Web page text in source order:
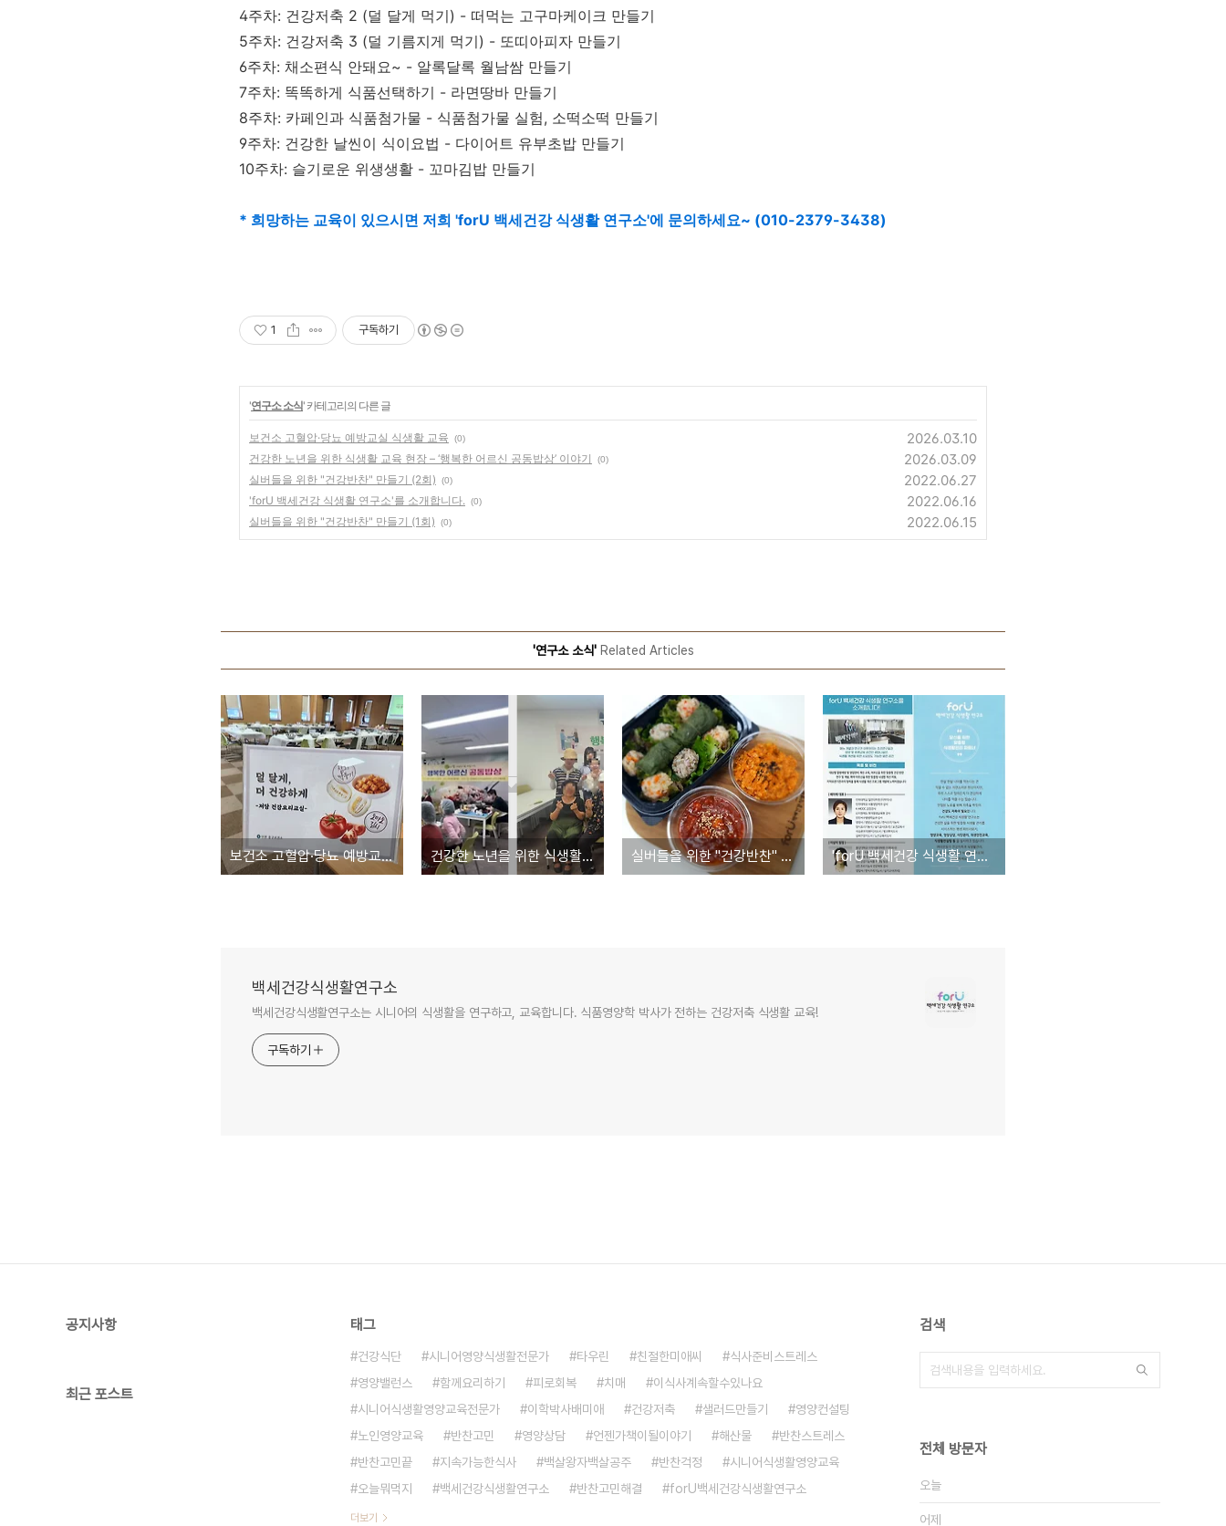
4주차: 건강저축 2 (덜 달게 먹기) - 떠먹는 고구마케이크 만들기
5주차: 건강저축 3 (덜 기름지게 먹기) - 또띠아피자 만들기
6주차: 채소편식 안돼요~ - 알록달록 월남쌈 만들기
7주차: 똑똑하게 식품선택하기 - 라면땅바 만들기
8주차: 카페인과 식품첨가물 - 식품첨가물 실험, 소떡소떡 만들기
9주차: 건강한 날씬이 식이요법 - 다이어트 유부초밥 만들기
10주차: 슬기로운 위생생활 - 꼬마김밥 만들기
* 희망하는 교육이 있으시면 저희 'forU 백세건강 식생활 연구소'에 문의하세요~ (010-2379-3438)
1 구독하기
'연구소 소식' 카테고리의 다른 글
보건소 고혈압·당뇨 예방교실 식생활 교육 (0) 2026.03.10
건강한 노년을 위한 식생활 교육 현장 – ‘행복한 어르신 공동밥상’ 이야기 (0) 2026.03.09
실버들을 위한 "건강반찬" 만들기 (2회) (0) 2022.06.27
'forU 백세건강 식생활 연구소'를 소개합니다. (0) 2022.06.16
실버들을 위한 "건강반찬" 만들기 (1회) (0) 2022.06.15
'연구소 소식'Related Articles
보건소 고혈압·당뇨 예방교실 식생활 교육 건강한 노년을 위한 식생활 교육 현장 – ‘행복한 어르신 공동밥상’ 이야기 실버들을 위한 "건강반찬" 만들기 (2회) 'forU 백세건강 식생활 연구소'를 소개합니다.
백세건강식생활연구소
백세건강식생활연구소는 시니어의 식생활을 연구하고, 교육합니다. 식품영양학 박사가 전하는 건강저축 식생활 교육!
구독하기
공지사항
최근 포스트
태그
건강식단 시니어영양식생활전문가 타우린 친절한미애씨
식사준비스트레스
영양밸런스
함께요리하기 피로회복 치매
이식사계속할수있나요
시니어식생활영양교육전문가
이학박사배미애 건강저축 샐러드만들기
영양컨설팅
노인영양교육
반찬고민 영양상담 언젠가책이될이야기 해산물
반찬스트레스
반찬고민끝
지속가능한식사 백살왕자백살공주 반찬걱정
시니어식생활영양교육
오늘뭐먹지
백세건강식생활연구소 반찬고민해결 forU백세건강식생활연구소
더보기
검색
전체 방문자
오늘
어제